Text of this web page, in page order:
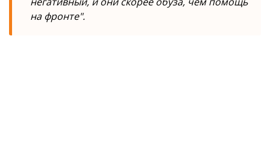
на фронте".